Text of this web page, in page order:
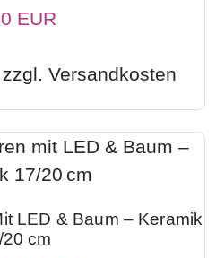
EUR
Versandkosten
LED & Baum – Keramik
Cm